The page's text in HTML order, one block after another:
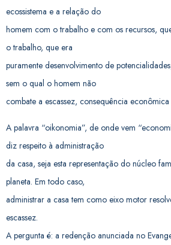
ecossistema e a relação do
homem com o trabalho e com os recursos,
o trabalho, que era
puramente desenvolvimento de
sem o qual o homem não
combate a escassez, consequência
A palavra “oikonomia”, de onde vem
diz respeito à administração
da casa, seja esta representação do núcleo
planeta. Em todo caso,
administrar a casa tem como eixo motor
escassez.
A pergunta é: a redenção anunciada no